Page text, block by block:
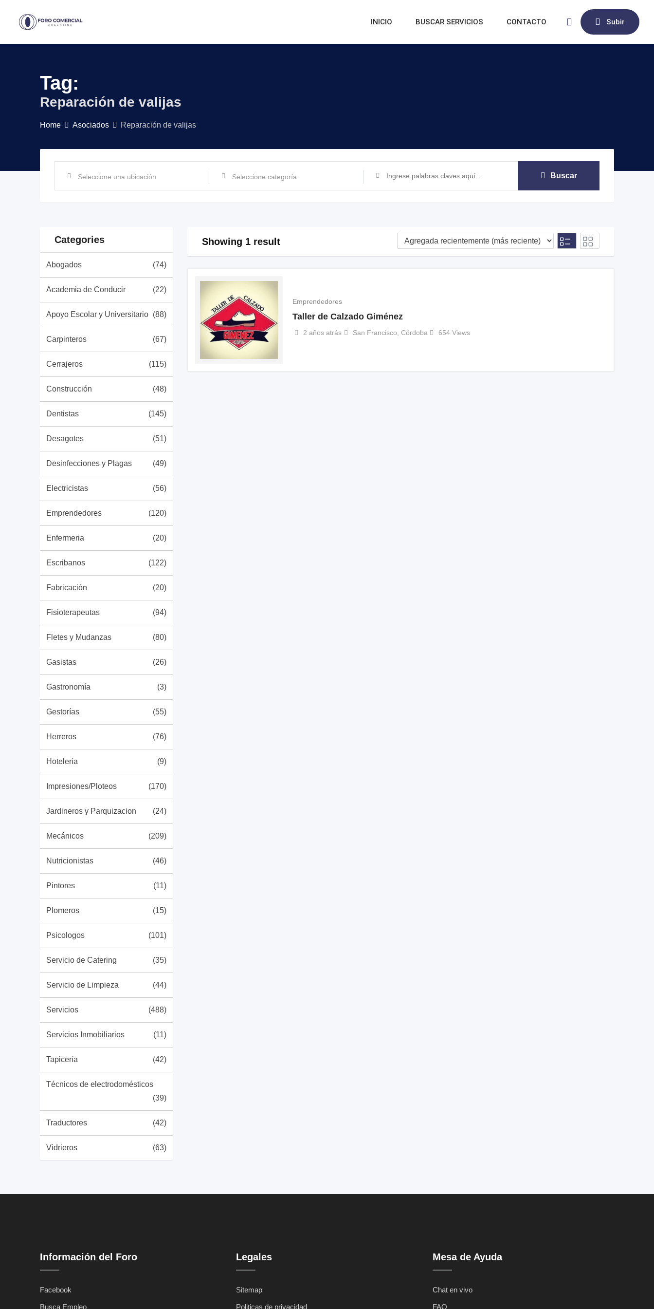
Subir
INICIO BUSCAR SERVICIOS CONTACTO
Tag:
Reparación de valijas
Home Asociados Reparación de valijas
Buscar
Categories
Abogados (74)
Academia de Conducir (22)
Apoyo Escolar y Universitario (88)
Carpinteros (67)
Cerrajeros (115)
Construcción (48)
Dentistas (145)
Desagotes (51)
Desinfecciones y Plagas (49)
Electricistas (56)
Emprendedores (120)
Enfermeria (20)
Escribanos (122)
Fabricación (20)
Fisioterapeutas (94)
Fletes y Mudanzas (80)
Gasistas (26)
Gastronomía (3)
Gestorías (55)
Herreros (76)
Hotelería (9)
Impresiones/Ploteos (170)
Jardineros y Parquizacion (24)
Mecánicos (209)
Nutricionistas (46)
Pintores (11)
Plomeros (15)
Psicologos (101)
Servicio de Catering (35)
Servicio de Limpieza (44)
Servicios (488)
Servicios Inmobiliarios (11)
Tapicería (42)
Técnicos de electrodomésticos
(39)
Traductores (42)
Vidrieros (63)
Showing 1 result
Emprendedores
Taller de Calzado Giménez
2 años atrás San Francisco Córdoba 654 Views
Información del Foro
Facebook
Busca Empleo
Legales
Sitemap
Politicas de privacidad
Mesa de Ayuda
Chat en vivo
FAQ